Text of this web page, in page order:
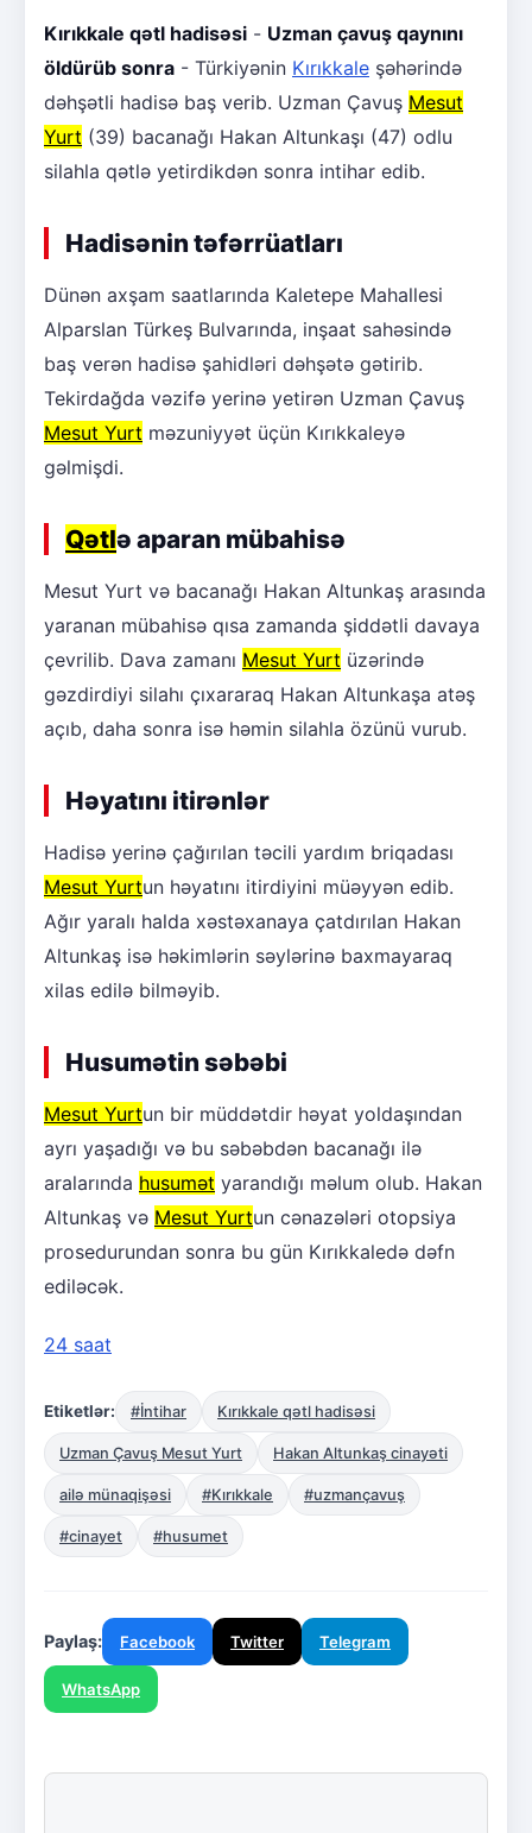
Kırıkkale qətl hadisəsi - Uzman çavuş qaynını
öldürüb sonra - Türkiyənin Kırıkkale şəhərində
dəhşətli hadisə baş verib. Uzman Çavuş Mesut
Yurt (39) bacanağı Hakan Altunkaşı (47) odlu
silahla qətlə yetirdikdən sonra intihar edib.
Hadisənin təfərrüatları
Dünən axşam saatlarında Kaletepe Mahallesi
Alparslan Türkeş Bulvarında, inşaat sahəsində
baş verən hadisə şahidləri dəhşətə gətirib.
Tekirdağda vəzifə yerinə yetirən Uzman Çavuş
Mesut Yurt məzuniyyət üçün Kırıkkaleyə
gəlmişdi.
Qətlə aparan mübahisə
Mesut Yurt və bacanağı Hakan Altunkaş arasında
yaranan mübahisə qısa zamanda şiddətli davaya
çevrilib. Dava zamanı Mesut Yurt üzərində
gəzdirdiyi silahı çıxararaq Hakan Altunkaşa atəş
açıb, daha sonra isə həmin silahla özünü vurub.
Həyatını itirənlər
Hadisə yerinə çağırılan təcili yardım briqadası
Mesut Yurtun həyatını itirdiyini müəyyən edib.
Ağır yaralı halda xəstəxanaya çatdırılan Hakan
Altunkaş isə həkimlərin səylərinə baxmayaraq
xilas edilə bilməyib.
Husumətin səbəbi
Mesut Yurtun bir müddətdir həyat yoldaşından
ayrı yaşadığı və bu səbəbdən bacanağı ilə
aralarında husumət yarandığı məlum olub. Hakan
Altunkaş və Mesut Yurtun cənazələri otopsiya
prosedurundan sonra bu gün Kırıkkaledə dəfn
ediləcək.
24 saat
Etiketlər: #İntihar Kırıkkale qətl hadisəsi
Uzman Çavuş Mesut Yurt Hakan Altunkaş cinayəti
ailə münaqişəsi #Kırıkkale #uzmançavuş
#cinayet #husumet
Paylaş: Facebook Twitter Telegram
WhatsApp